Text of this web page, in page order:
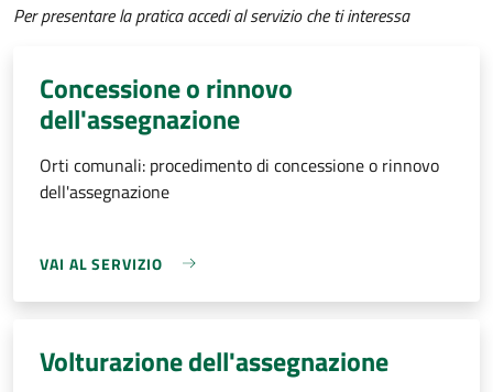
Per presentare la pratica accedi al servizio che ti interessa
Concessione o rinnovo
dell'assegnazione
Orti comunali: procedimento di concessione o rinnovo
dell'assegnazione
VAI AL SERVIZIO
Volturazione dell'assegnazione